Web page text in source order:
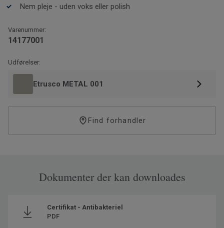
XF²™ overflade, og skal ikke behandles med voks eller
Nem pleje - uden voks eller polish
Varenummer:
14177001
Udførelser:
Etrusco METAL 001
Find forhandler
Dokumenter der kan downloades
Certifikat - Antibakteriel
PDF